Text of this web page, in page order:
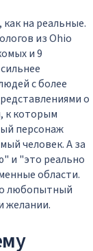
на реальные.
из Ohio
и 9
с более
о
к которым
персонаж
человек. А за
и "это реально
области.
любопытный
желании.